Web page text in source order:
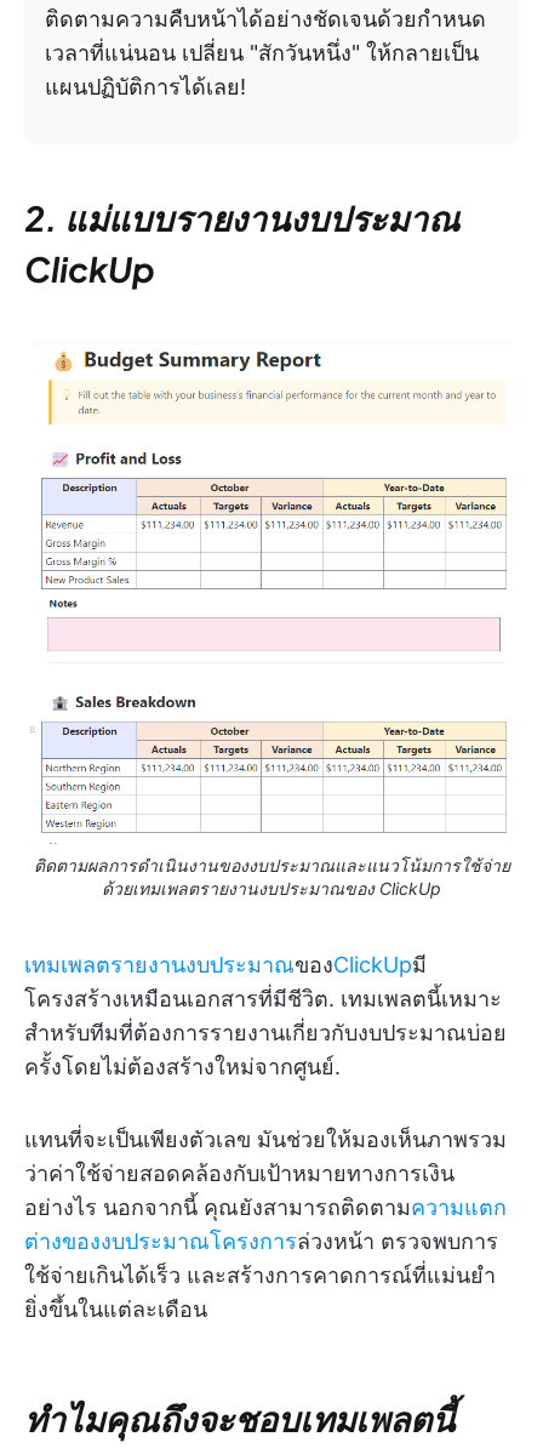
ติดตามความคืบหน้าได้อย่างชัดเจนด้วยกำหนด
เวลาที่แน่นอน เปลี่ยน "สักวันหนึ่ง" ให้กลายเป็น
แผนปฏิบัติการได้เลย!
2. แม่แบบรายงานงบประมาณ
ClickUp
ติดตามผลการดำเนินงานของงบประมาณและแนวโน้มการใช้จ่าย
ด้วยเทมเพลตรายงานงบประมาณของ ClickUp
เทมเพลตรายงานงบประมาณของClickUpมี
โครงสร้างเหมือนเอกสารที่มีชีวิต. เทมเพลตนี้เหมาะ
สำหรับทีมที่ต้องการรายงานเกี่ยวกับงบประมาณบ่อย
ครั้งโดยไม่ต้องสร้างใหม่จากศูนย์.
แทนที่จะเป็นเพียงตัวเลข มันช่วยให้มองเห็นภาพรวม
ว่าค่าใช้จ่ายสอดคล้องกับเป้าหมายทางการเงิน
อย่างไร นอกจากนี้ คุณยังสามารถติดตามความแตก
ต่างของงบประมาณโครงการล่วงหน้า ตรวจพบการ
ใช้จ่ายเกินได้เร็ว และสร้างการคาดการณ์ที่แม่นยำ
ยิ่งขึ้นในแต่ละเดือน
ทำไมคุณถึงจะชอบเทมเพลตนี้